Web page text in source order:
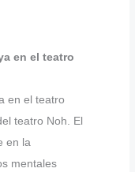
en el teatro
en el teatro
teatro Noh. El
en la
mentales